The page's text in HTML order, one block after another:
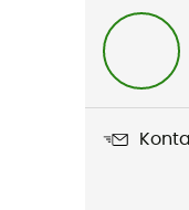
Produktnamn
Junior Omega 4/3
Dragkedjans